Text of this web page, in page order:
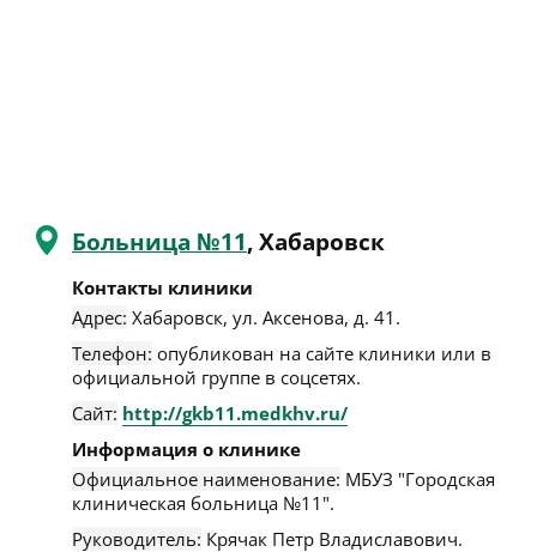
Больница №11, Хабаровск
Контакты клиники
Адрес: Хабаровск, ул. Аксенова, д. 41 .
Телефон: опубликован на сайте клиники или в
официальной группе в соцсетях.
Сайт: http://gkb11.medkhv.ru/
Информация о клинике
Официальное наименование: МБУЗ "Городская
клиническая больница №11".
Руководитель: Крячак Петр Владиславович.